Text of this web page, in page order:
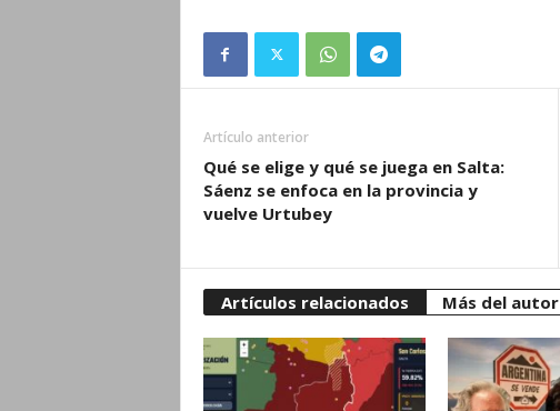
Artículo anterior
Qué se elige y qué se juega en Salta:
Sáenz se enfoca en la provincia y
vuelve Urtubey
Artículos relacionados Más del autor